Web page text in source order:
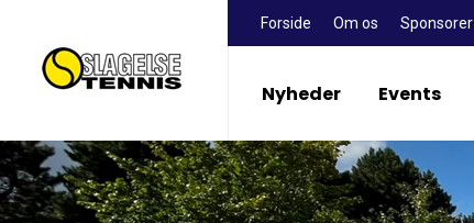
Forside Om os Sponsorer
Nyheder Events